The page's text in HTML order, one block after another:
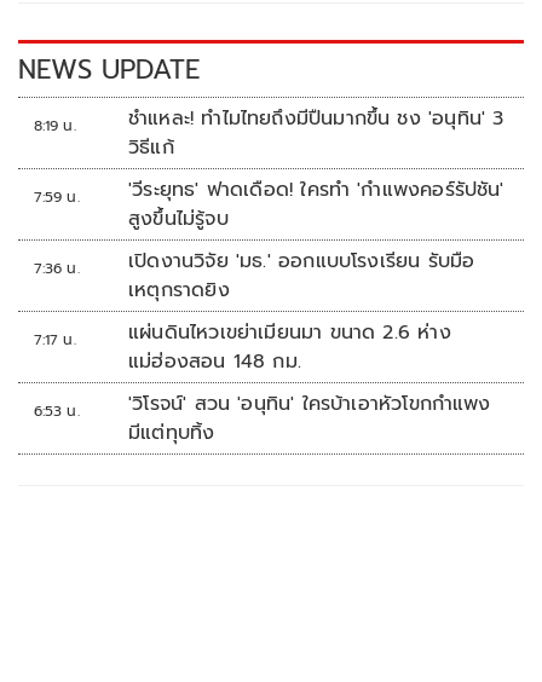
k k
NEWS UPDATE
8:19 น.
ชำแหละ! ทำไมไทยถึงมีปืนมากขึ้น ชง 'อนุทิน' 3
วิธีแก้
7:59 น.
'วีระยุทธ' ฟาดเดือด! ใครทำ 'กำแพงคอร์รัปชัน'
สูงขึ้นไม่รู้จบ
7:36 น.
เปิดงานวิจัย 'มธ.' ออกแบบโรงเรียน รับมือ
เหตุกราดยิง
7:17 น.
แผ่นดินไหวเขย่าเมียนมา ขนาด 2.6 ห่าง
แม่ฮ่องสอน 148 กม.
6:53 น.
'วิโรจน์' สวน 'อนุทิน' ใครบ้าเอาหัวโขกกำแพง
มีแต่ทุบทิ้ง